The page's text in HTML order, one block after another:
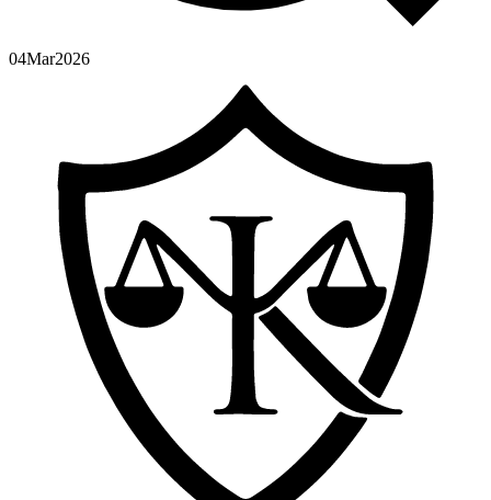
04Mar2026